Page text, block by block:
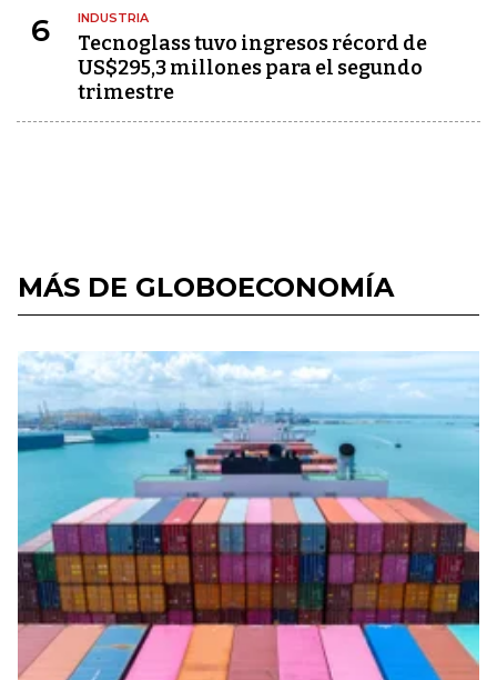
6 INDUSTRIA
Tecnoglass tuvo ingresos récord de
US$295,3 millones para el segundo
trimestre
MÁS DE GLOBOECONOMÍA